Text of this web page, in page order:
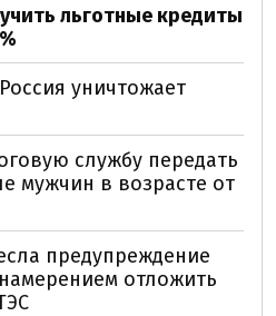
льготные кредиты
уничтожает
службу передать
мужчин в возрасте от
предупреждение
отложить